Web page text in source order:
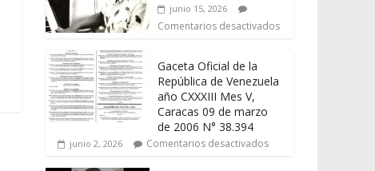
junio 15, 2026
Comentarios desactivados
Gaceta Oficial de la
República de Venezuela
año CXXXIII Mes V,
Caracas 09 de marzo
de 2006 N° 38.394
junio 2, 2026 Comentarios desactivados